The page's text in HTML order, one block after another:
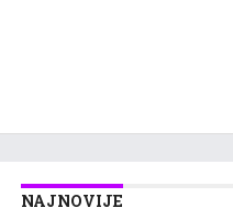
NAJNOVIJE